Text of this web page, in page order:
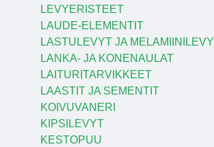
LEVYERISTEET
LAUDE-ELEMENTIT
LASTULEVYT JA
LANKA- JA KONENAULAT
LAITURITARVIKKEET
LAASTIT JA SEMENTIT
KOIVUVANERI
KIPSILEVYT
KESTOPUU